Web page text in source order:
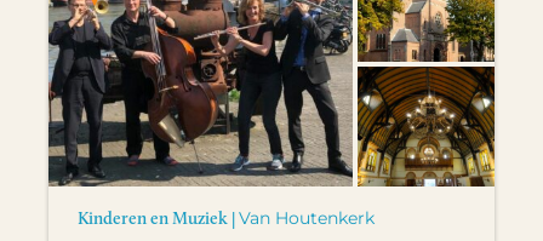
Kinderen en Muziek |Van Houtenkerk